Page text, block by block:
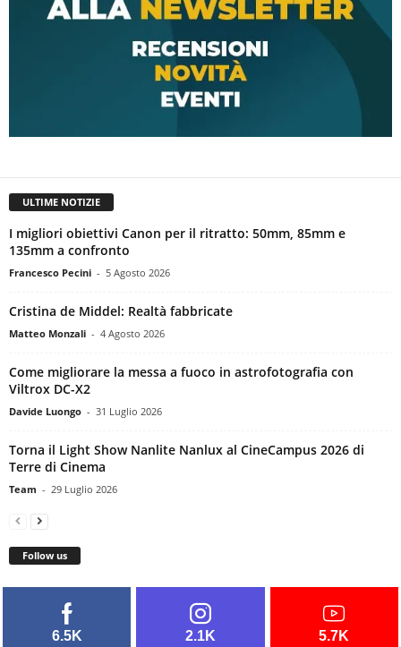
ULTIME NOTIZIE
I migliori obiettivi Canon per il ritratto: 50mm, 85mm e
135mm a confronto
Francesco Pecini - 5 Agosto 2026
Cristina de Middel: Realtà fabbricate
Matteo Monzali - 4 Agosto 2026
Come migliorare la messa a fuoco in astrofotografia con
Viltrox DC-X2
Davide Luongo - 31 Luglio 2026
Torna il Light Show Nanlite Nanlux al CineCampus 2026 di
Terre di Cinema
Team - 29 Luglio 2026
Follow us
6.5K 2.1K 5.7K